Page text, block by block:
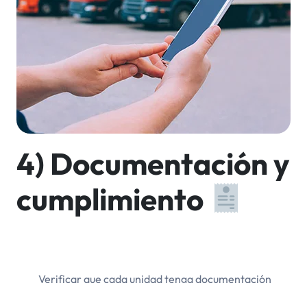
4) Documentación y
cumplimiento
Verificar que cada unidad tenga documentación